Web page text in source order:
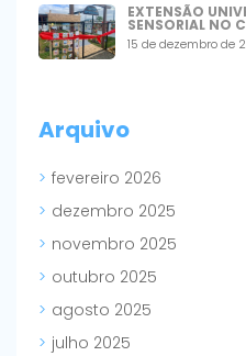
EXTENSÃO
SENSORIAL NO
15 de dezembro de
Arquivo
fevereiro 2026
dezembro 2025
novembro 2025
outubro 2025
agosto 2025
julho 2025